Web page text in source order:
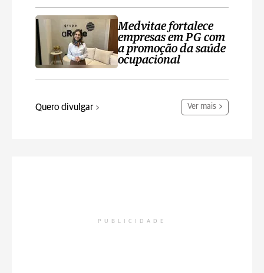
Medvitae fortalece
empresas em PG com
a promoção da saúde
ocupacional
Quero divulgar Ver mais
PUBLICIDADE